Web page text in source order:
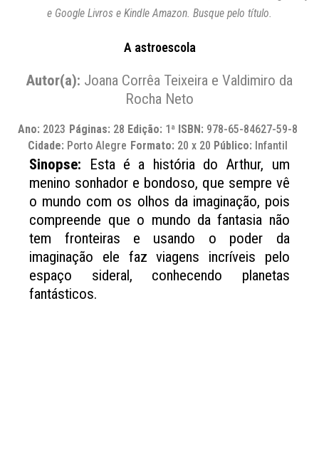
e Google Livros e Kindle Amazon. Busque pelo título.
A astroescola
Autor(a): Joana Corrêa Teixeira e Valdimiro da
Rocha Neto
Ano: 2023 Páginas: 28 Edição: 1ª ISBN: 978-65-84627-59-8
Cidade: Porto Alegre Formato: 20 x 20 Público: Infantil
Sinopse: Esta é a história do Arthur, um
menino sonhador e bondoso, que sempre vê
o mundo com os olhos da imaginação, pois
compreende que o mundo da fantasia não
tem fronteiras e usando o poder da
imaginação ele faz viagens incríveis pelo
espaço sideral, conhecendo planetas
fantásticos.